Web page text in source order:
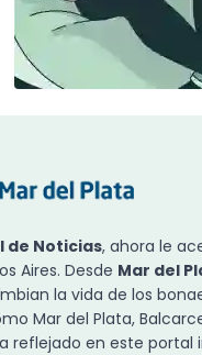
de Noticias, ahora le
Aires. Desde Mar del
la vida de los
Mar del Plata,
reflejado en este portal